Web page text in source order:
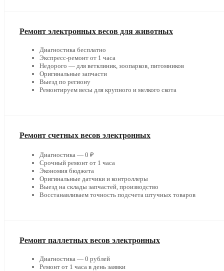
Ремонт электронных весов для животных
Диагностика бесплатно
Экспресс-ремонт от 1 часа
Недорого — для ветклиник, зоопарков, питомников
Оригинальные запчасти
Выезд по региону
Ремонтируем весы для крупного и мелкого скота
Ремонт счетных весов электронных
Диагностика — 0 ₽
Срочный ремонт от 1 часа
Экономия бюджета
Оригинальные датчики и контроллеры
Выезд на склады запчастей, производство
Восстанавливаем точность подсчета штучных товаров
Ремонт паллетных весов электронных
Диагностика — 0 рублей
Ремонт от 1 часа в день заявки